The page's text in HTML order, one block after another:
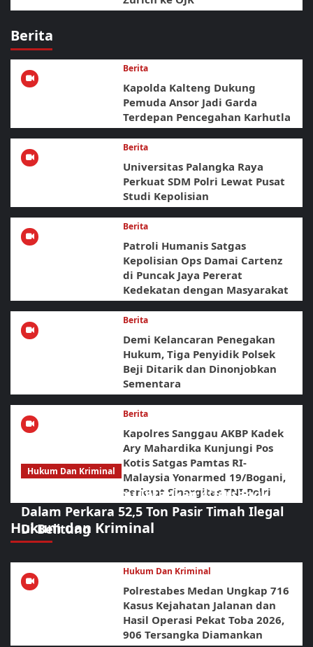
Berita
Berita
Kapolda Kalteng Dukung
Pemuda Ansor Jadi Garda
Terdepan Pencegahan Karhutla
Berita
Universitas Palangka Raya
Perkuat SDM Polri Lewat Pusat
Studi Kepolisian
Berita
Patroli Humanis Satgas
Kepolisian Ops Damai Cartenz
di Puncak Jaya Pererat
Kedekatan dengan Masyarakat
Berita
Demi Kelancaran Penegakan
Hukum, Tiga Penyidik Polsek
Beji Ditarik dan Dinonjobkan
Sementara
Berita
Kapolres Sanggau AKBP Kadek
Ary Mahardika Kunjungi Pos
Kotis Satgas Pamtas RI-
Malaysia Yonarmed 19/Bogani,
Perkuat Sinergitas TNI-Polri
Hukum dan Kriminal
Hukum Dan Kriminal
Polda Babel Resmi Tetapkan 4 Tersangka
Dalam Perkara 52,5 Ton Pasir Timah Ilegal
Di Belitung
Hukum Dan Kriminal
Polrestabes Medan Ungkap 716
Kasus Kejahatan Jalanan dan
Hasil Operasi Pekat Toba 2026,
906 Tersangka Diamankan